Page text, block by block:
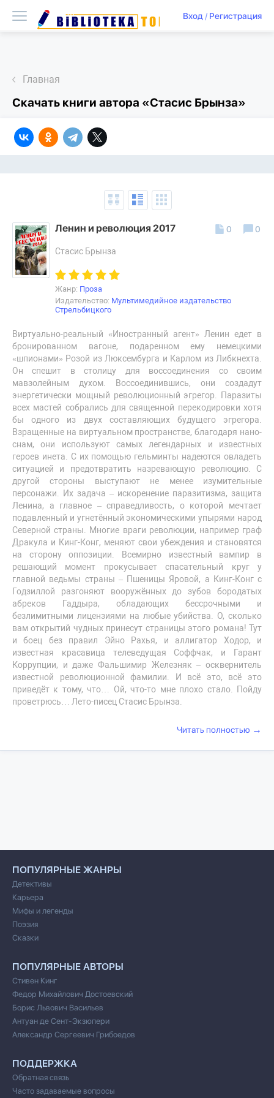
Вход/ Регистрация
Главная
Скачать книги автора «Стасис Брынза»
Ленин и революция 2017
Стасис Брынза
Жанр: Проза
Издательство: Мультимедийное издательство
Стрельбицкого
Виртуально-реальный «Иностранный агент» Ленин едет в
бронированном вагоне, подаренном ему немецкими
«шпионами» Розой из Люксембурга и Карлом из Либкнехта.
Он спешит в столицу для воссоединения со своим
мавзолейным духом. Воссоединившись, они создадут
энергетически мощный революционный эгрегор. Паразиты
всех мастей собрались для священной перекодировки хотя
бы одного из двух составляющих будущего эгрегора.
Взращенные на виртуальном пространстве, благодаря нано-
снам, они используют самых легендарных и известных
героев инета. С их помощью гельминты надеются овладеть
ситуацией и предотвратить назревающую революцию. С
другой стороны выступают не менее изумительные
персонажи. Их задача – искоренение паразитизма, защита
Ленина, а главное – справедливость, о которой мечтает
подавленный и угнетённый экономическими упырями народ
Северной страны. Многие враги революции, например граф
Дракула и Кинг-Конг, меняют свои убеждения и становятся
на сторону оппозиции. Всемирно известный вампир в
решающий момент прокусывает спасательный круг у
главной ведьмы страны – Пшеницы Яровой, а Кинг-Конг с
Годзиллой разгоняют вооружённых до зубов бородатых
абреков Гаддыра, обладающих бессрочными и
безлимитными лицензиями на любые убийства. О, сколько
вам открытий чудных принесут страницы этого романа! Тут
и боец без правил Эйно Рахья, и аллигатор Ходор, и
известная красавица телеведущая Соффчак, и Гарант
Коррупции, и даже Фальшимир Железняк – осквернитель
известной революционной фамилии. И всё это, всё это
приведёт к тому, что… Ой, что-то мне плохо стало. Пойду
проветрюсь… Лето-писец Стасис Брынза.
0 0
Читать полностью →
ПОПУЛЯРНЫЕ ЖАНРЫ
Детективы
Карьера
Мифы и легенды
Поэзия
Сказки
ПОПУЛЯРНЫЕ АВТОРЫ
Стивен Кинг
Федор Михайлович Достоевский
Борис Львович Васильев
Антуан де Сент-Экзюпери
Александр Сергеевич Грибоедов
ПОДДЕРЖКА
Обратная связь
Часто задаваемые вопросы